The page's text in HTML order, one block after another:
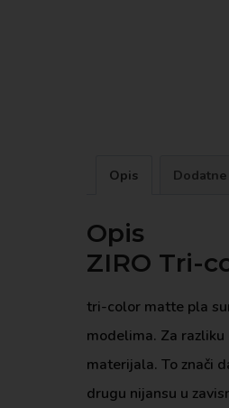
Opis
Opis
ZIRO Tri-
tri-color matte pla
modelima. Za
materijala. To znači
drugu nijansu u